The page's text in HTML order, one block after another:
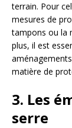
terrain. Pour
mesures de
tampons ou la
plus, il est
matière de
3. Les
serre